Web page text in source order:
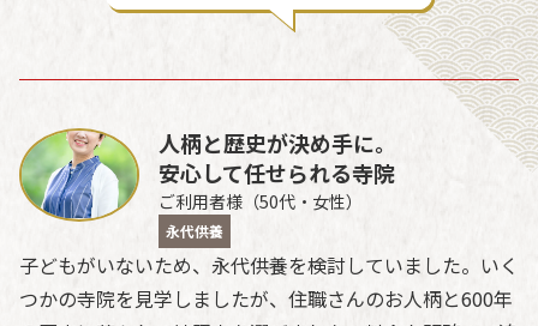
人柄と歴史が決め手に。
安心して任せられる寺院
ご利用者様（50代・女性）
永代供養
子どもがいないため、永代供養を検討していました。いく
つかの寺院を見学しましたが、住職さんのお人柄と600年